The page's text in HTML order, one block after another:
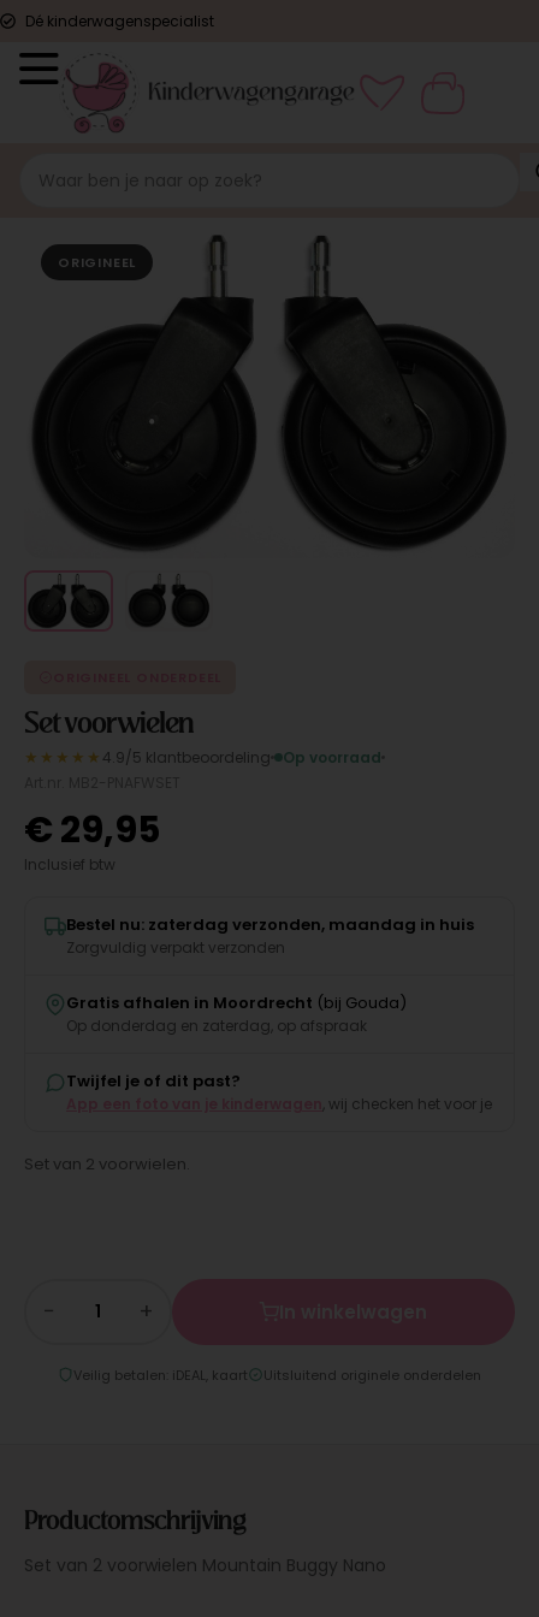
Dé kinderwagenspecialist
ORIGINEEL
Set voorwielen
★★★★★ 4.9/5 klantbeoordeling
Op voorraad
€29,95
Inclusief btw
Bestel nu: zaterdag verzonden, maandag in huis
Zorgvuldig verpakt verzonden
Gratis afhalen in Moordrecht (bij Gouda)
Op donderdag en zaterdag, op afspraak
Twijfel je of dit past?
, wij checken het voor je
Set van 2 voorwielen.
− +
Veilig betalen: iDEAL, kaart Uitsluitend originele onderdelen
Productomschrijving
Set van 2 voorwielen Mountain Buggy Nano